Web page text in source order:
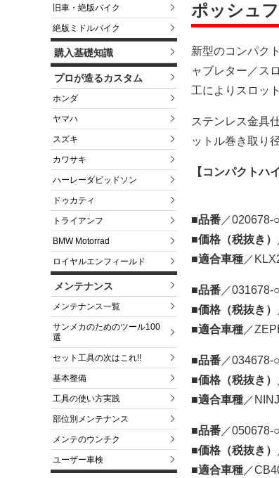
旧車・絶版バイク
絶版ミドルバイク
購入基礎知識
プロが造るカスタム
ホンダ
ヤマハ
スズキ
カワサキ
ハーレーダビッドソン
ドゥカティ
トライアンフ
BMW Motorrad
ロイヤルエンフィールド
メンテナンス
メンテナンス一覧
サンメカのためのツール100
選
セット工具の次はこれ!!
基本整備
工具の使い方実践
部位別メンテナンス
メンテのウンチク
ユーザー車検
ポッシュ
新型のコンパク
ャブレター／ス
工によりスロッ
ステンレス金具
ットル巻き取り
【コンパクトハ
■品番 ／020678-
■価格（税抜き）
■適合車種 ／
■品番 ／031678-
■価格（税抜き）
■適合車種 ／
■品番 ／034678-
■価格（税抜き）
■適合車種 ／
■品番 ／050678-
■価格（税抜き）
■適合車種 ／